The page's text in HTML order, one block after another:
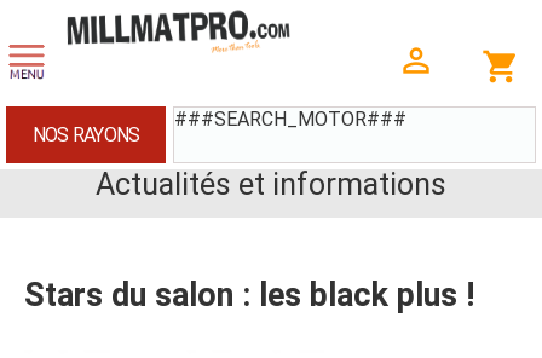
###SEARCH_MOTOR###
NOS RAYONS
Actualités et informations
Stars du salon : les black plus !